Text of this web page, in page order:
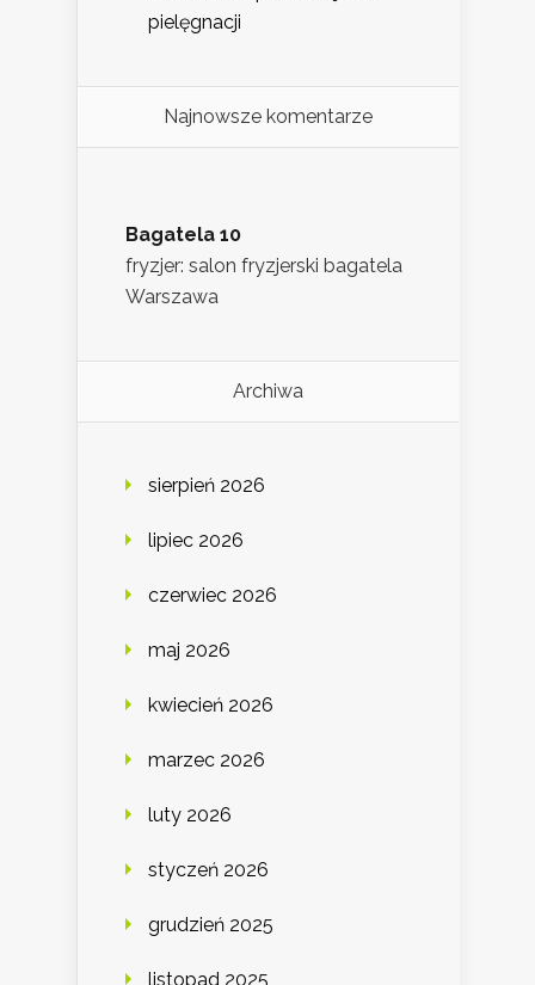
pielęgnacji
Najnowsze komentarze
Bagatela 10
fryzjer: salon fryzjerski bagatela
Warszawa
Archiwa
sierpień 2026
lipiec 2026
czerwiec 2026
maj 2026
kwiecień 2026
marzec 2026
luty 2026
styczeń 2026
grudzień 2025
listopad 2025